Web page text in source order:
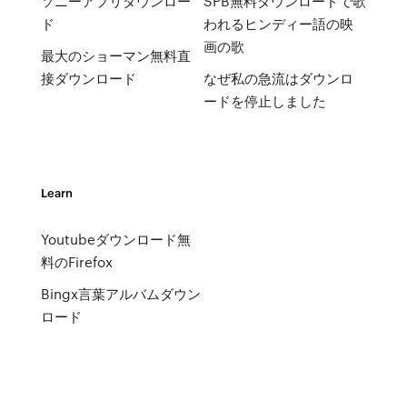
ド
最大のショーマン無料直
接ダウンロード
われるヒンディー語の映
画の歌
なぜ私の急流はダウンロ
ードを停止しました
Learn
Youtubeダウンロード無
料のFirefox
Bingx言葉アルバムダウン
ロード